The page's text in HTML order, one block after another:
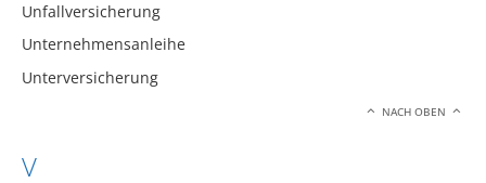
Unfallversicherung
Unternehmensanleihe
Unterversicherung
NACH OBEN
V